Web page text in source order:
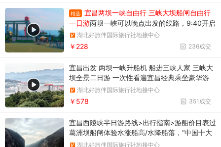
精选
宜昌两坝一峡自由行 三峡大坝船闸自由行
一日游两坝一峡可以晚点出发的线路，9:40开启
三峡之旅。两坝一峡游船过葛洲坝船闸
湖北好旅伴国际旅行社地接中心
236成交
￥228
宜昌出发 两坝一峡升船机 船进三峡人家 三峡大
坝全景二日游 一次性看遍宜昌经典乘坐豪华游
船，过葛洲坝+三峡大坝，游船直达三峡魅力人
家，近距离观三峡大坝，商旅必选打卡宜昌经典
湖北好旅伴国际旅行社地接中心
351成交
￥578
宜昌西陵峡半日游路线>出行指南>游船价目表过
葛洲坝船闸体验水涨船高/水降船落，“中国十大
风景名胜”之一
湖北好旅伴国际旅行社地接中心